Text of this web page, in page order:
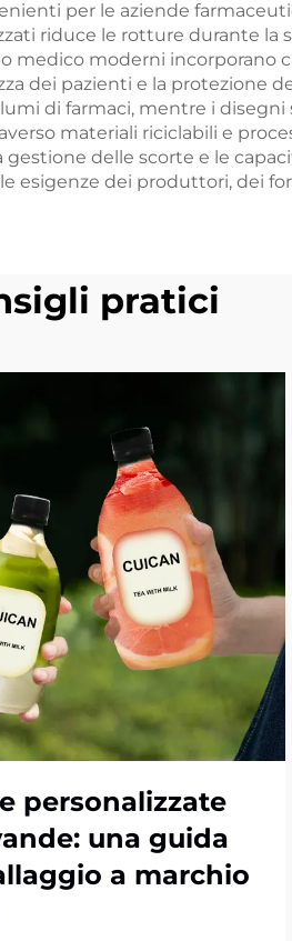
per le aziende
riduce le rotture durante la
medico moderni incorporano
dei pazienti e la protezione
di farmaci, mentre i
materiali riciclabili e
delle scorte e le
esigenze dei produttori, dei
pratici
personalizzate
una guida
a marchio